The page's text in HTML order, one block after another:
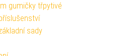
gumičky třpytivé
sady